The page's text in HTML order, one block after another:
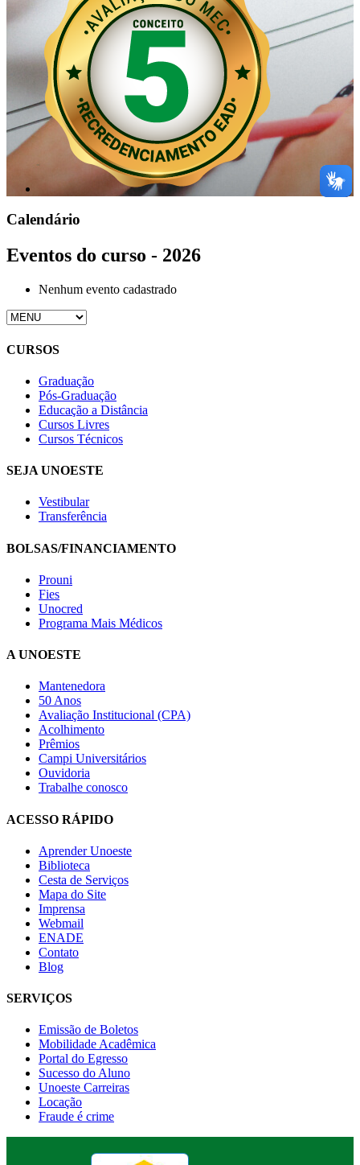
Calendário
Eventos do curso - 2026
Nenhum evento cadastrado
CURSOS
Graduação
Pós-Graduação
Educação a Distância
Cursos Livres
Cursos Técnicos
SEJA UNOESTE
Vestibular
Transferência
BOLSAS/FINANCIAMENTO
Prouni
Fies
Unocred
Programa Mais Médicos
A UNOESTE
Mantenedora
50 Anos
Avaliação Institucional (CPA)
Acolhimento
Prêmios
Campi Universitários
Ouvidoria
Trabalhe conosco
ACESSO RÁPIDO
Aprender Unoeste
Biblioteca
Cesta de Serviços
Mapa do Site
Imprensa
Webmail
ENADE
Contato
Blog
SERVIÇOS
Emissão de Boletos
Mobilidade Acadêmica
Portal do Egresso
Sucesso do Aluno
Unoeste Carreiras
Locação
Fraude é crime